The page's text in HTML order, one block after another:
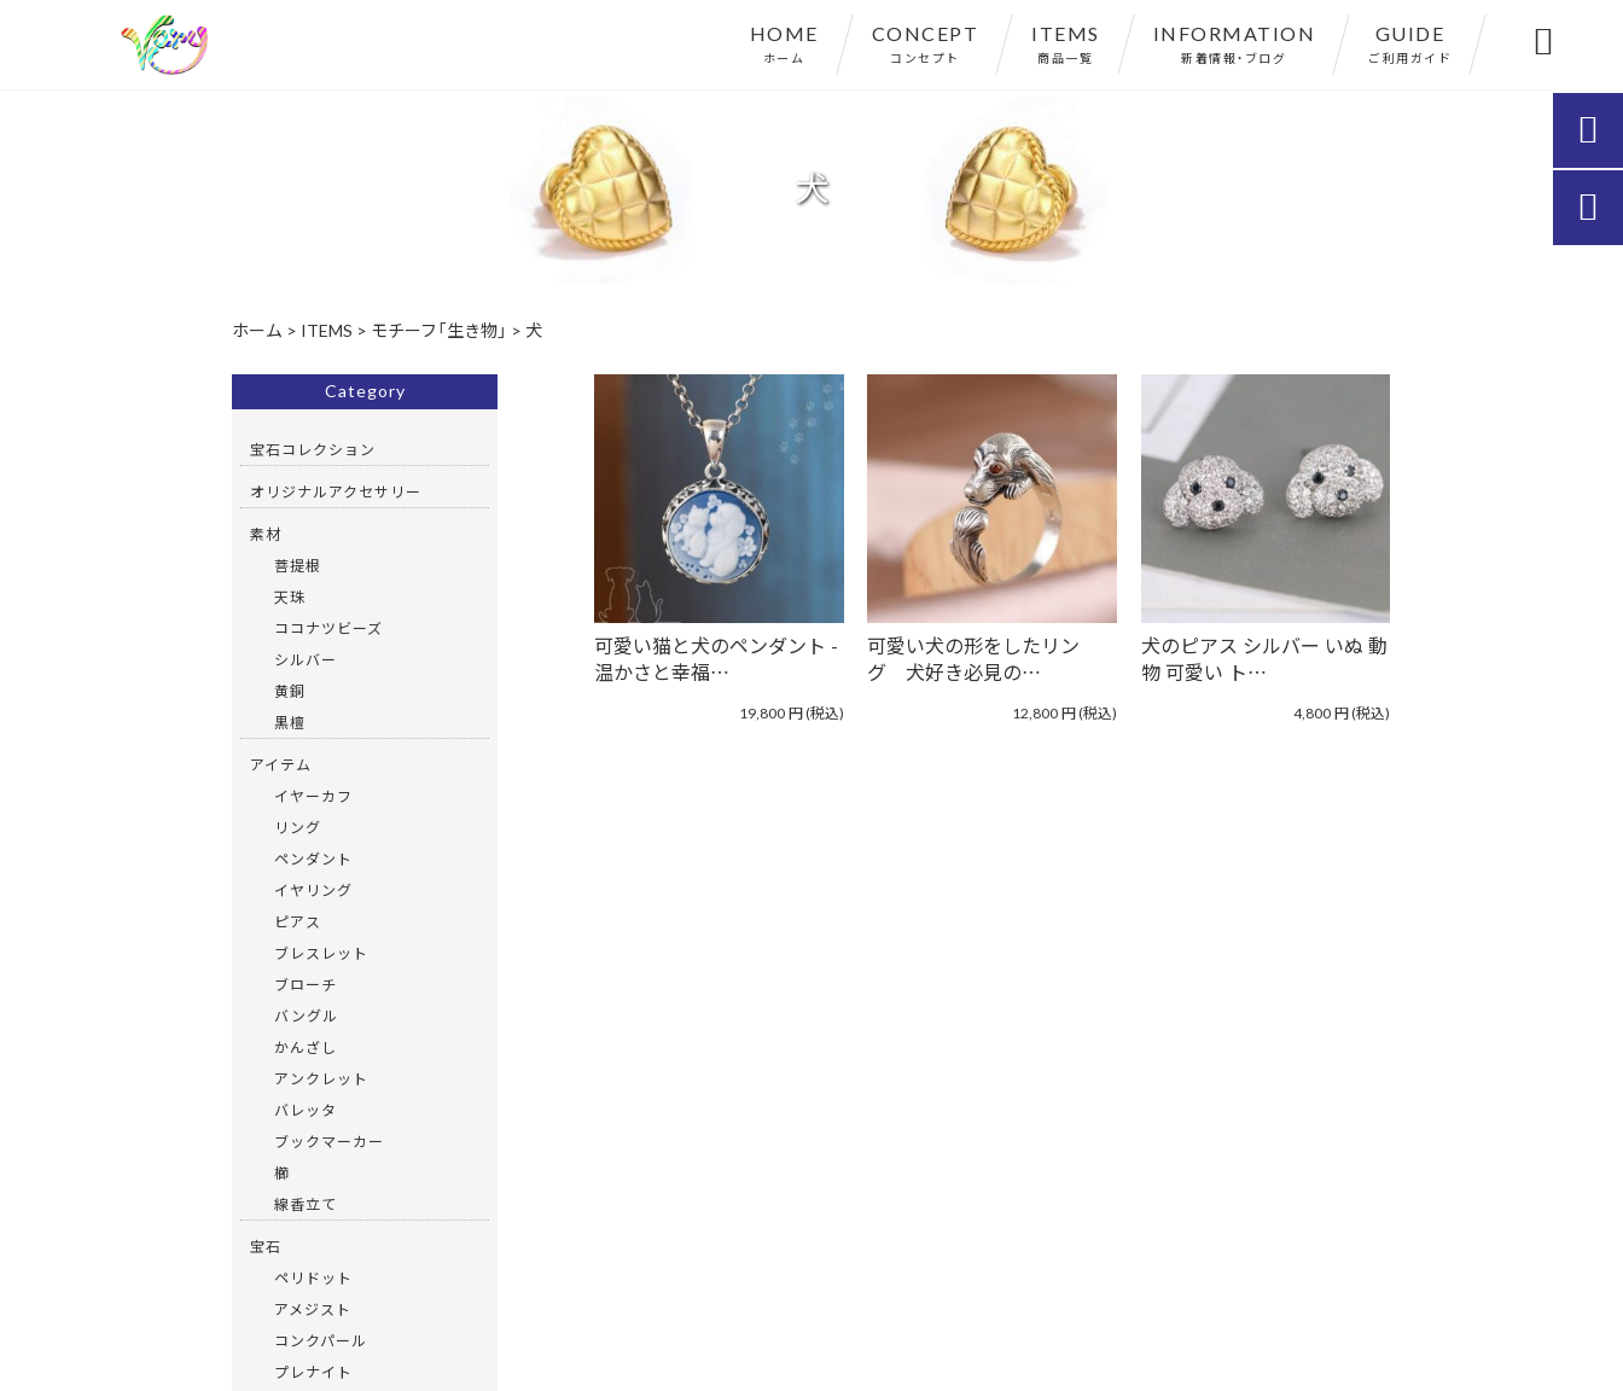
HOME
ホーム
CONCEPT
コンセプト
ITEMS
商品一覧
INFORMATION
新着情報・ブログ
GUIDE
ご利用ガイド 
犬
ホーム > ITEMS > モチーフ「生き物」 > 犬
可愛い猫と犬のペンダント -
温かさと幸福…
19,800円(税込)
可愛い犬の形をしたリン
グ 犬好き必見の…
12,800円(税込)
犬のピアス シルバー いぬ 動
物 可愛い ト…
4,800円(税込)
Category
宝石コレクション
オリジナルアクセサリー
素材
菩提根
天珠
ココナツビーズ
シルバー
黄銅
黒檀
アイテム
イヤーカフ
リング
ペンダント
イヤリング
ピアス
ブレスレット
ブローチ
バングル
かんざし
アンクレット
バレッタ
ブックマーカー
櫛
線香立て
宝石
ペリドット
アメジスト
コンクパール
プレナイト

